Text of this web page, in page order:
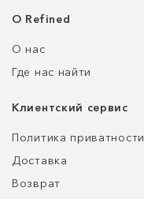
О Refined
О нас
Где нас найти
Клиентский сервис
Политика приватности
Доставка
Возврат